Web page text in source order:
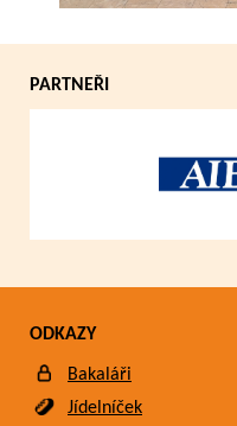
PARTNEŘI
ODKAZY
Bakaláři
Jídelníček